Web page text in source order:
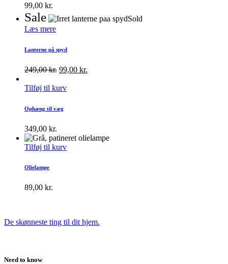
99,00 kr.
Sale
Sold
Læs mere
Lanterne på spyd
249,00kr. 99,00 kr.
Tilføj til kurv
Ophæng til væg
349,00 kr.
Tilføj til kurv
Olielampe
89,00 kr.
De skønneste ting til dit hjem.
Need to know